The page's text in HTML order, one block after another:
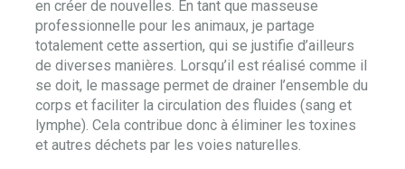
en créer de nouvelles. En tant que masseuse
professionnelle pour les animaux, je partage
totalement cette assertion, qui se justifie d’ailleurs
de diverses manières. Lorsqu’il est réalisé comme il
se doit, le massage permet de drainer l’ensemble du
corps et faciliter la circulation des fluides (sang et
lymphe). Cela contribue donc à éliminer les toxines
et autres déchets par les voies naturelles.